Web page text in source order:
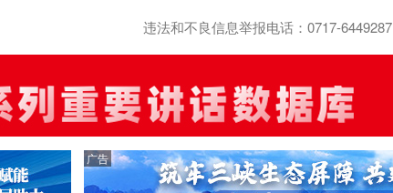
违法和不良信息举报电话：0717-6449287
广告